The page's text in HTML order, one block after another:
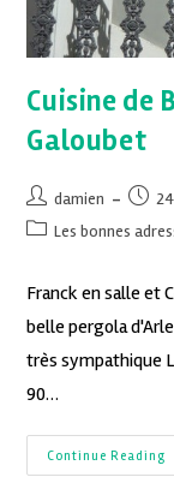
Cuisine de
Galoubet
damien
Les bonnes
Franck en salle et
belle pergola
très sympathique
90…
Continue Reading